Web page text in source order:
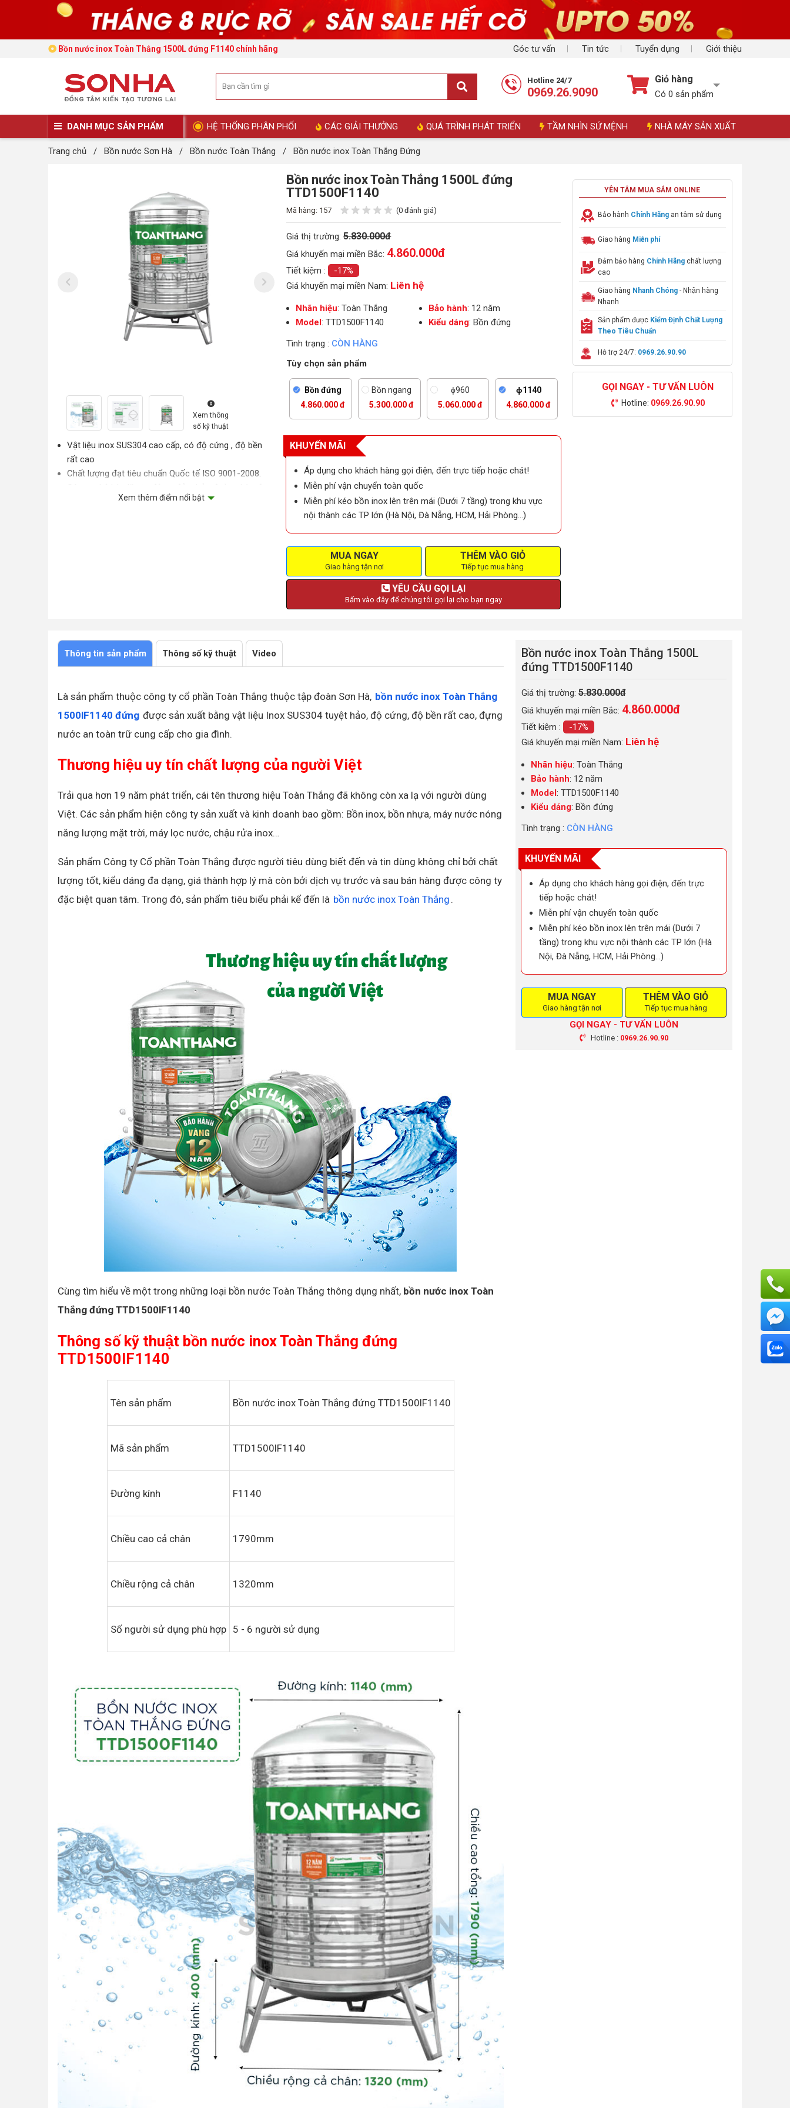
Góc tư vấn Tin tức Tuyển dụng Giới thiệu
Bồn nước inox Toàn Thắng 1500L đứng F1140 chính hãng
Hotline 24/7
0969.26.9090
Giỏ hàng
Có 0 sản phẩm
DANH MỤC SẢN PHẨM HỆ THỐNG PHÂN PHỐI CÁC GIẢI THƯỞNG QUÁ TRÌNH PHÁT TRIỂN TẦM NHÌN SỨ MỆNH NHÀ MÁY SẢN XUẤT
Trang chủ / Bồn nước Sơn Hà / Bồn nước Toàn Thắng / Bồn nước inox Toàn Thắng Đứng
Xem thông
số kỹ thuật
Vật liệu inox SUS304 cao cấp, có độ cứng , độ bền
rất cao
Chất lượng đạt tiêu chuẩn Quốc tế ISO 9001-2008.
Thân bồn cứng cáp với thiết kế tiêu chuẩn
Xem thêm điểm nổi bật
Bồn nước inox Toàn Thắng 1500L đứng
TTD1500F1140
Mã hàng: 157 (0 đánh giá)
Giá thị trường:5.830.000đ
Giá khuyến mại miền Bắc: 4.860.000đ
Tiết kiệm :
-17%
Giá khuyến mại miền Nam: Liên hệ
Nhãn hiệu: Toàn Thắng Bảo hành: 12 năm
Model: TTD1500F1140 Kiểu dáng: Bồn đứng
Tình trạng : CÒN HÀNG
Tùy chọn sản phẩm
Bồn đứng
4.860.000 đ
Bồn ngang
5.300.000 đ
ϕ960
5.060.000 đ
ϕ1140
4.860.000 đ
KHUYẾN MÃI
Áp dụng cho khách hàng gọi điện, đến trực tiếp hoặc chát!
Miễn phí vận chuyển toàn quốc
Miễn phí kéo bồn inox lên trên mái (Dưới 7 tầng) trong khu vực
nội thành các TP lớn (Hà Nội, Đà Nẵng, HCM, Hải Phòng…)
MUA NGAY
Giao hàng tận nơi
THÊM VÀO GIỎ
Tiếp tục mua hàng
YÊU CẦU GỌI LẠI
Bấm vào đây để chúng tôi gọi lại cho bạn ngay
YÊN TÂM MUA SẮM ONLINE
Bảo hành Chính Hãng an tâm sử dụng
Giao hàng Miễn phí
Đảm bảo hàng Chính Hãngchất lượng
cao
Giao hàng Nhanh Chóng- Nhận hàng
Nhanh
Sản phẩm được Kiểm Định Chất Lượng
Theo Tiêu Chuẩn
Hỗ trợ 24/7: 0969.26.90.90
GỌI NGAY - TƯ VẤN LUÔN
Hotline: 0969.26.90.90
Thông tin sản phẩm Thông số kỹ thuật Video
Là sản phẩm thuộc công ty cổ phần Toàn Thắng thuộc tập đoàn Sơn Hà, bồn nước inox Toàn Thắng
1500lF1140 đứng được sản xuất bằng vật liệu Inox SUS304 tuyệt hảo, độ cứng, độ bền rất cao, đựng
nước an toàn trữ cung cấp cho gia đình.
Thương hiệu uy tín chất lượng của người Việt
Trải qua hơn 19 năm phát triển, cái tên thương hiệu Toàn Thắng đã không còn xa lạ với người dùng
Việt. Các sản phẩm hiện công ty sản xuất và kinh doanh bao gồm: Bồn inox, bồn nhựa, máy nước nóng
năng lượng mặt trời, máy lọc nước, chậu rửa inox…
Sản phẩm Công ty Cổ phần Toàn Thắng được người tiêu dùng biết đến và tin dùng không chỉ bởi chất
lượng tốt, kiểu dáng đa dạng, giá thành hợp lý mà còn bởi dịch vụ trước và sau bán hàng được công ty
đặc biệt quan tâm. Trong đó, sản phẩm tiêu biểu phải kể đến là bồn nước inox Toàn Thắng .
Cùng tìm hiểu về một trong những loại bồn nước Toàn Thắng thông dụng nhất, bồn nước inox Toàn
Thắng đứng TTD1500lF1140
Thông số kỹ thuật bồn nước inox Toàn Thắng đứng
TTD1500lF1140
Tên sản phẩm Bồn nước inox Toàn Thắng đứng TTD1500lF1140
Mã sản phẩm TTD1500lF1140
Đường kính F1140
Chiều cao cả chân 1790mm
Chiều rộng cả chân 1320mm
Số người sử dụng phù hợp 5 - 6 người sử dụng
Bồn nước inox Toàn Thắng 1500L
đứng TTD1500F1140
Giá thị trường:5.830.000đ
Giá khuyến mại miền Bắc: 4.860.000đ
Tiết kiệm :
-17%
Giá khuyến mại miền Nam: Liên hệ
Nhãn hiệu: Toàn Thắng
Bảo hành: 12 năm
Model: TTD1500F1140
Kiểu dáng: Bồn đứng
Tình trạng : CÒN HÀNG
KHUYẾN MÃI
Áp dụng cho khách hàng gọi điện, đến trực
tiếp hoặc chát!
Miễn phí vận chuyển toàn quốc
Miễn phí kéo bồn inox lên trên mái (Dưới 7
tầng) trong khu vực nội thành các TP lớn (Hà
Nội, Đà Nẵng, HCM, Hải Phòng…)
MUA NGAY
Giao hàng tận nơi
THÊM VÀO GIỎ
Tiếp tục mua hàng
GỌI NGAY - TƯ VẤN LUÔN
Hotline : 0969.26.90.90